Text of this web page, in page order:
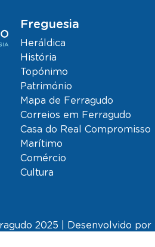
Freguesia
Heráldica
História
Topónimo
Património
Mapa de Ferragudo
Correios em Ferragudo
Casa do Real Compromisso
Marítimo
Comércio
Cultura
2025 | Desenvolvido por